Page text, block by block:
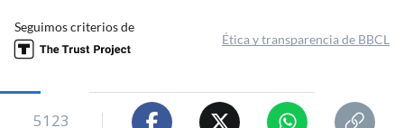
Seguimos criterios de
Ética y transparencia de BBCL
5123